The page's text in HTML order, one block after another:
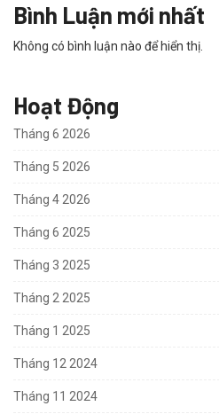
Bình Luận mới nhất
Không có bình luận nào để hiển thị.
Hoạt Động
Tháng 6 2026
Tháng 5 2026
Tháng 4 2026
Tháng 6 2025
Tháng 3 2025
Tháng 2 2025
Tháng 1 2025
Tháng 12 2024
Tháng 11 2024